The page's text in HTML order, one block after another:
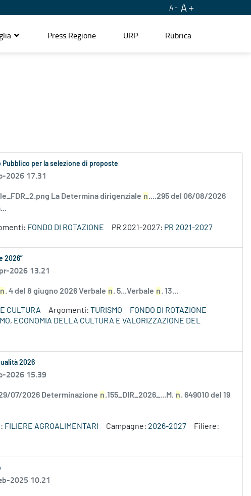
A A
Press Regione URP Rubrica
Pubblico per la selezione di proposte
2026 17.31
La Determina dirigenziale n....295 del 06/08/2026
FONDO DI ROTAZIONE PR 2021-2027: PR 2021-2027
2026”
2026 13.21
n. 4 del 8 giugno 2026 Verbale n. 5...Verbale n. 13...
CULTURA Argomenti: TURISMO
FONDO DI ROTAZIONE
ECONOMIA DELLA CULTURA E VALORIZZAZIONE DEL
2026
2026 15.39
07/2026 Determinazione n.155_DIR_2026_...M. n. 649010 del 19
FILIERE AGROALIMENTARI Campagne: 2026-2027
Filiere:
2025 10.21